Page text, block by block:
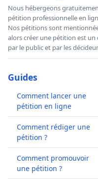
Nous hébergeons
pétition professionnelle en
Nos pétitions sont
alors créer une pétition est
par le public et par les
Guides
Comment lancer une
pétition en ligne
Comment rédiger une
pétition ?
Comment promouvoir
une pétition ?